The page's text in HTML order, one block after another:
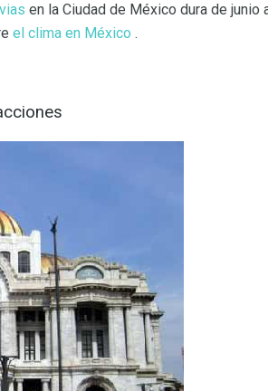
en la Ciudad de México dura de
el clima en México .